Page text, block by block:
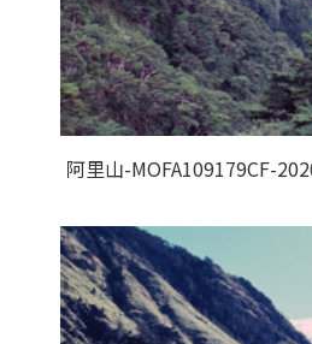
阿里山-MOFA109179CF-